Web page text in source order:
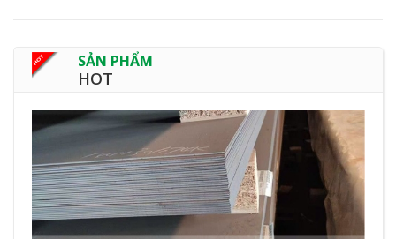
SẢN PHẨM
HOT